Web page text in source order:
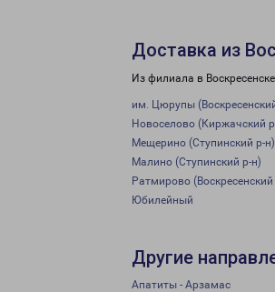
Доставка из
Из филиала в
им. Цюрупы
Новоселово (Киржачский
Мещерино (Ступинский р-н)
Малино (Ступинский р-н)
Ратмирово (Воскресенский
Юбилейный
Другие
Апатиты - Арзамас